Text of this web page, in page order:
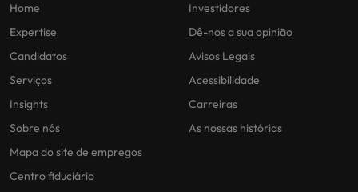
Home
Expertise
Candidatos
Serviços
Insights
Sobre nós
Mapa do site de empregos
Centro fiduciário
Investidores
Dê-nos a sua opinião
Avisos Legais
Acessibilidade
Carreiras
As nossas histórias